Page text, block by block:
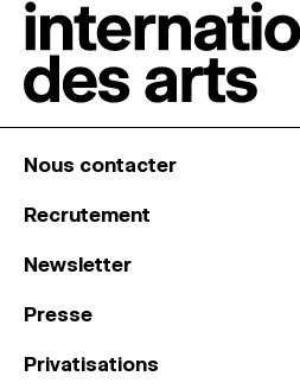
Nous contacter
Recrutement
Newsletter
Presse
Privatisations